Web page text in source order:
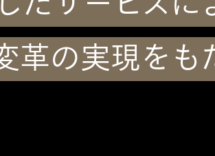
革の実現をも